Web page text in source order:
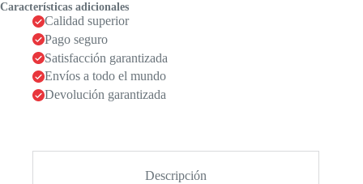
Características adicionales
Calidad superior
Pago seguro
Satisfacción garantizada
Envíos a todo el mundo
Devolución garantizada
Descripción